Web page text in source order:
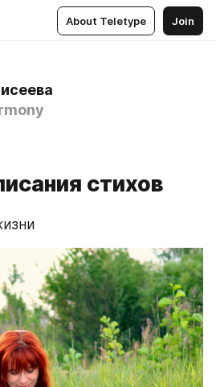
About Teletype Join
стихов